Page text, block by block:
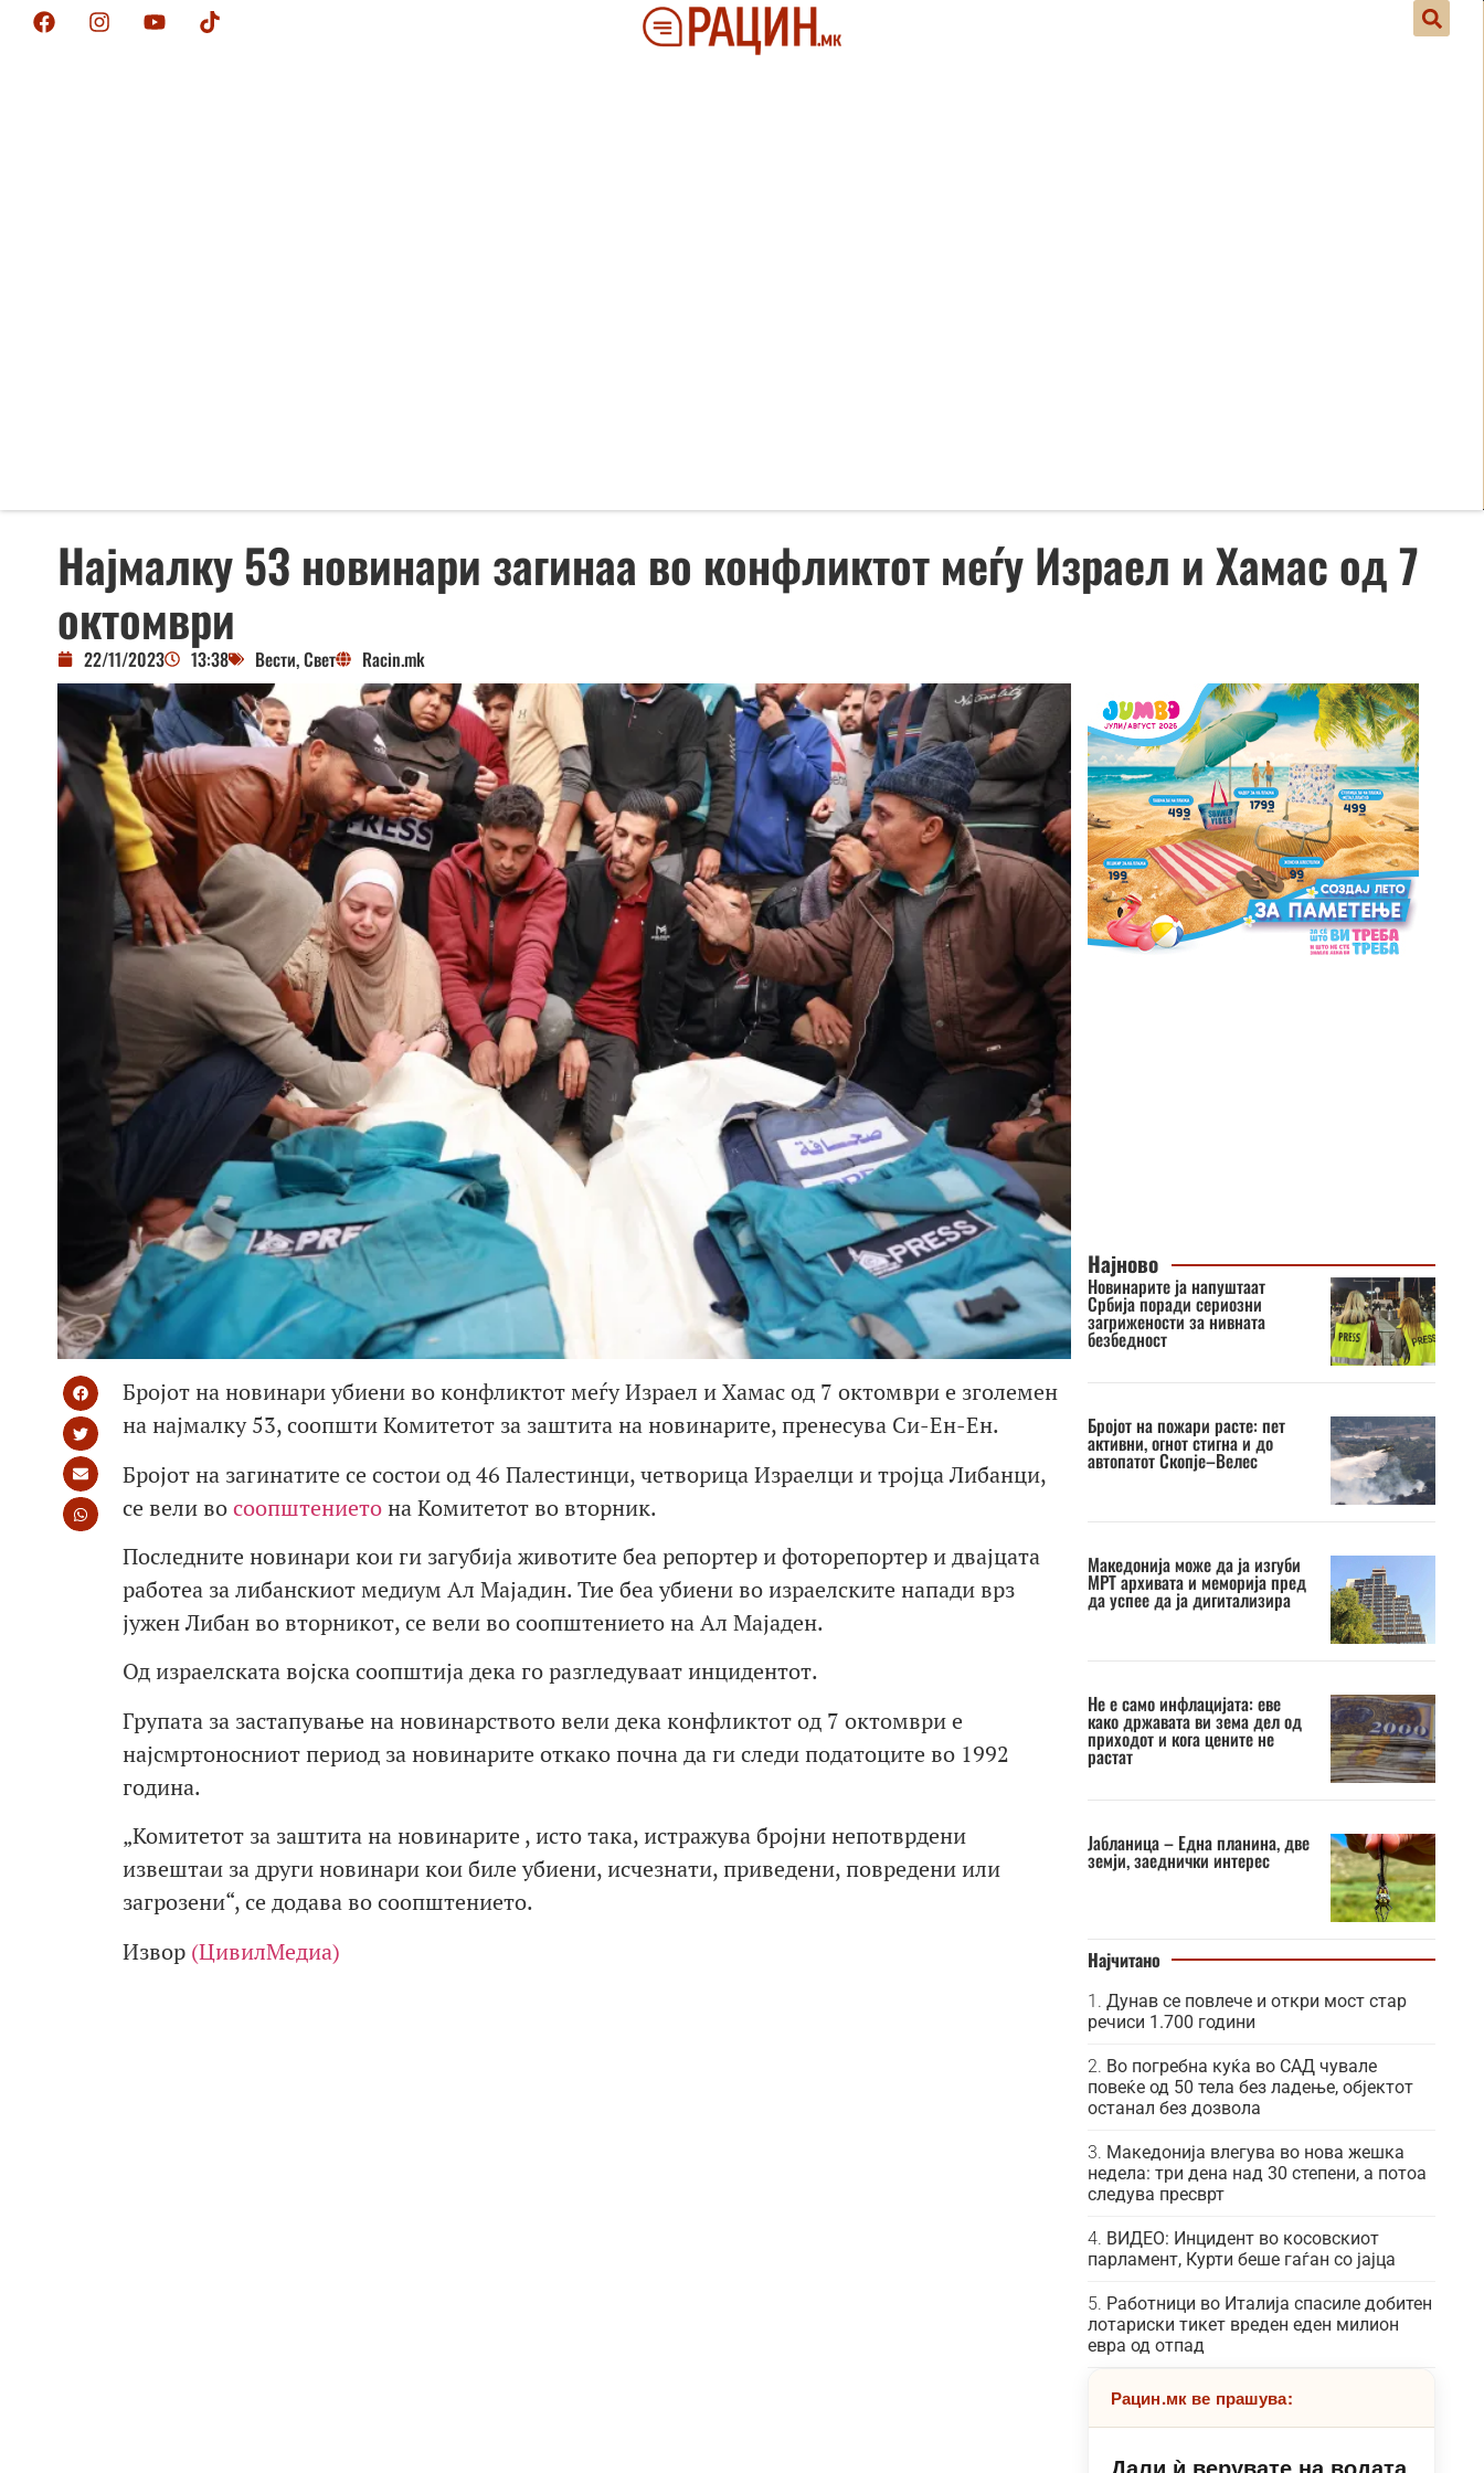
Најмалку 53 новинари загинаа во конфликтот меѓу Израел и Хамас од 7
октомври
22/11/2023 13:38 Вести,Свет Racin.mk
Бројот на новинари убиени во конфликтот меѓу Израел и Хамас од 7 октомври е зголемен
на најмалку 53, соопшти Комитетот за заштита на новинарите, пренесува Си-Ен-Ен.
Бројот на загинатите се состои од 46 Палестинци, четворица Израелци и тројца Либанци,
се вели восоопштениетона Комитетот во вторник.
Последните новинари кои ги загубија животите беа репортер и фоторепортер и двајцата
работеа за либанскиот медиум Ал Мајадин. Тие беа убиени во израелските напади врз
јужен Либан во вторникот, се вели во соопштението на Ал Мајаден.
Од израелската војска соопштија дека го разгледуваат инцидентот.
Групата за застапување на новинарството вели дека конфликтот од 7 октомври е
најсмртоносниот период за новинарите откако почна да ги следи податоците во 1992
година.
„Комитетот за заштита на новинарите , исто така, истражува бројни непотврдени
извештаи за други новинари кои биле убиени, исчезнати, приведени, повредени или
загрозени“, се додава во соопштението.
Извор (ЦивилМедиа)
Најново
Новинарите ја напуштаат
Србија поради сериозни
загрижености за нивната
безбедност
Бројот на пожари расте: пет
активни, огнот стигна и до
автопатот Скопје–Велес
Македонија може да ја изгуби
МРТ архивата и меморија пред
да успее да ја дигитализира
Не е само инфлацијата: еве
како државата ви зема дел од
приходот и кога цените не
растат
Јабланица – Една планина, две
земји, заеднички интерес
Најчитано
Дунав се повлече и откри мост стар
речиси 1.700 години
Во погребна куќа во САД чувале
повеќе од 50 тела без ладење, објектот
останал без дозвола
Македонија влегува во нова жешка
недела: три дена над 30 степени, а потоа
следува пресврт
ВИДЕО: Инцидент во косовскиот
парламент, Курти беше гаѓан со јајца
Работници во Италија спасиле добитен
лотариски тикет вреден еден милион
евра од отпад
Рацин.мк ве прашува: